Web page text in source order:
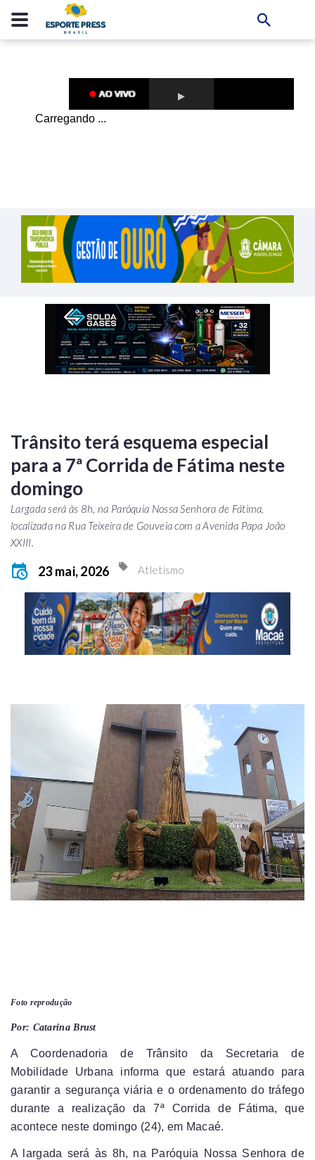
Trânsito terá esquema especial
para a 7ª Corrida de Fátima neste
domingo
Largada será às 8h, na Paróquia Nossa Senhora de Fátima,
localizada na Rua Teixeira de Gouveia com a Avenida Papa João
XXIII.
23 mai, 2026 Atletismo
Foto reprodução
Por: Catarina Brust
A Coordenadoria de Trânsito da Secretaria de
Mobilidade Urbana informa que estará atuando para
garantir a segurança viária e o ordenamento do tráfego
durante a realização da 7ª Corrida de Fátima, que
acontece neste domingo (24), em Macaé.
A largada será às 8h, na Paróquia Nossa Senhora de